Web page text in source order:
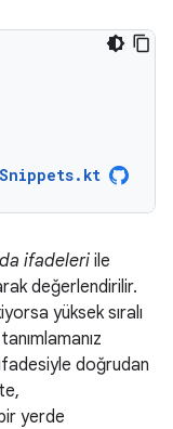
ifadeleriile
değerlendirilir.
yüksek sıralı
doğrudan
yerde